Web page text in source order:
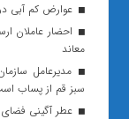
عوارض کم آبی
احضار عاملان
معاند
سبز قم از پساب
عطر آگینی